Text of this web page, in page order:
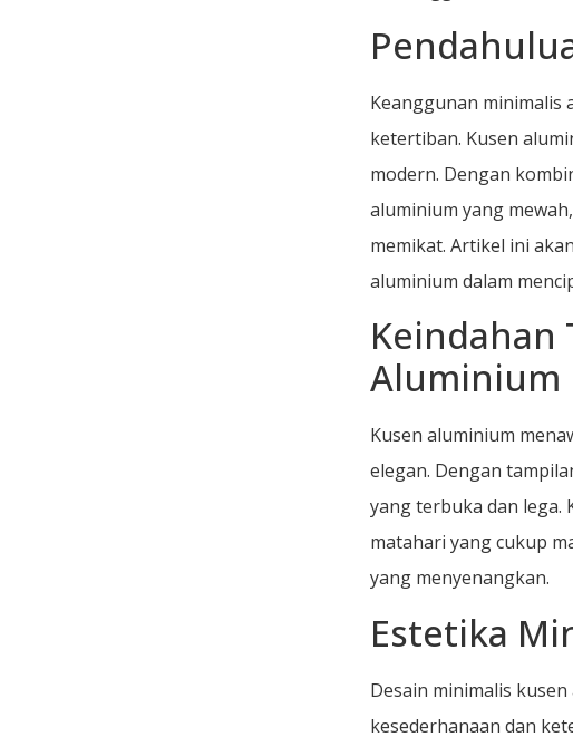
Keanggunan minimalis
ketertiban. Kusen
modern. Dengan
aluminium yang
memikat. Artikel ini
aluminium dalam
Keindahan
Aluminium
Kusen aluminium
elegan. Dengan
yang terbuka dan
matahari yang cukup
yang menyenangkan.
Estetika
Desain minimalis
kesederhanaan dan